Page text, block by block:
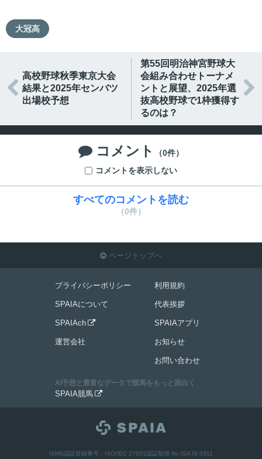
大冠高

高校野球秋季東京大会
結果と2025年センバツ
出場校予想
第55回明治神宮野球大
会組み合わせトーナメ
ントと展望、2025年選
抜高校野球で1枠獲得す
るのは？

 コメント
（0件）
コメントを表示しない
すべてのコメントを読む
（0件）
 ページトップへ
プライバシーポリシー
SPAIAについて
SPAIAch 
運営会社
利用規約
代表挨拶
SPAIAアプリ
お知らせ
お問い合わせ
AI予想と豊富なデータで競馬をもっと面白く
SPAIA競馬 
ISMS認証登録番号：ISO/IEC 27001認証取得 No.ISA IS 0311